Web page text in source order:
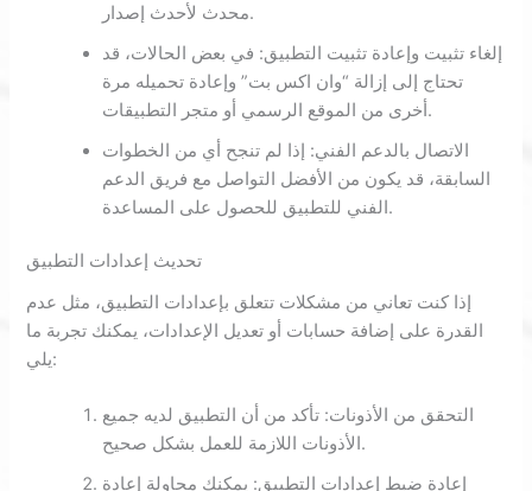
محدث لأحدث إصدار.
إلغاء تثبيت وإعادة تثبيت التطبيق: في بعض الحالات، قد
تحتاج إلى إزالة “وان اكس بت” وإعادة تحميله مرة
أخرى من الموقع الرسمي أو متجر التطبيقات.
الاتصال بالدعم الفني: إذا لم تنجح أي من الخطوات
السابقة، قد يكون من الأفضل التواصل مع فريق الدعم
الفني للتطبيق للحصول على المساعدة.
تحديث إعدادات التطبيق
إذا كنت تعاني من مشكلات تتعلق بإعدادات التطبيق، مثل عدم
القدرة على إضافة حسابات أو تعديل الإعدادات، يمكنك تجربة ما
يلي:
التحقق من الأذونات: تأكد من أن التطبيق لديه جميع
الأذونات اللازمة للعمل بشكل صحيح.
إعادة ضبط إعدادات التطبيق: يمكنك محاولة إعادة